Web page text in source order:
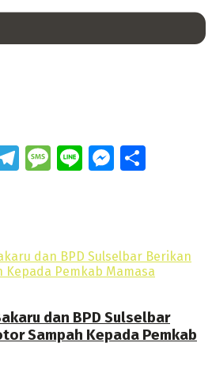
Telegram
Message
Line
dan BPD Sulselbar
Sampah Kepada Pemkab